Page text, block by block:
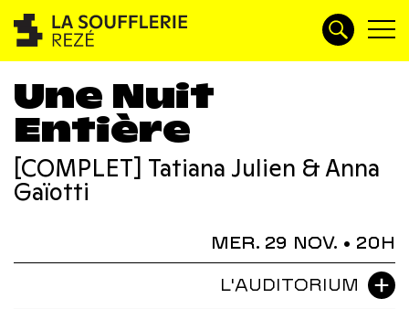
Une Nuit
Entière
[COMPLET] Tatiana Julien & Anna
Gaïotti
MER. 29 NOV. • 20H
L'AUDITORIUM